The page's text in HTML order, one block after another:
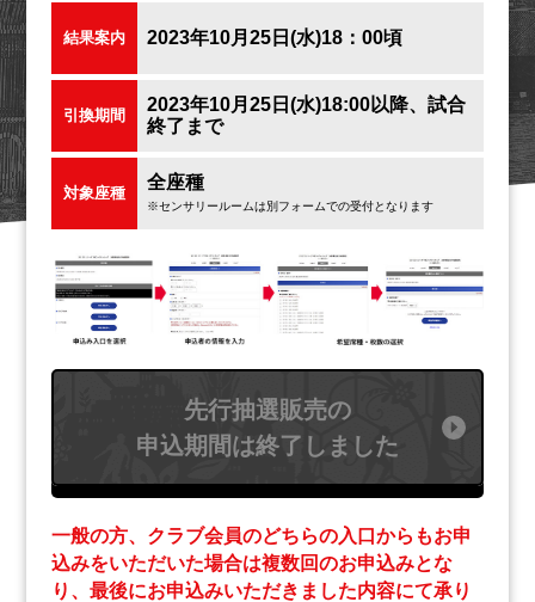
結果案内 2023年10月25日(水)18：00頃
引換期間
2023年10月25日(水)18:00以降、試合
終了まで
対象座種
全座種
※センサリールームは別フォームでの受付となります
先行抽選販売の
申込期間は終了しました
一般の方、クラブ会員のどちらの入口からもお申
込みをいただいた場合は複数回のお申込みとな
り、最後にお申込みいただきました内容にて承り